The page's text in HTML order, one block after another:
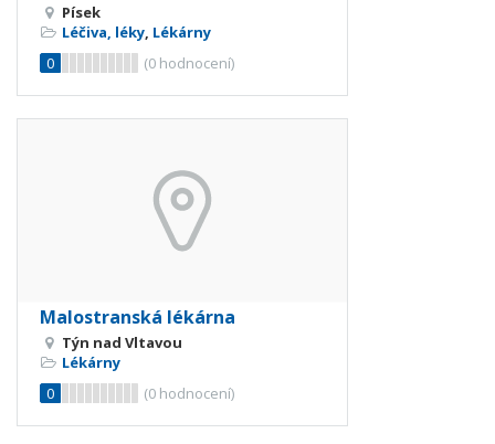
Písek
Léčiva, léky, Lékárny
0
(0 hodnocení)
Malostranská lékárna
Týn nad Vltavou
Lékárny
0
(0 hodnocení)